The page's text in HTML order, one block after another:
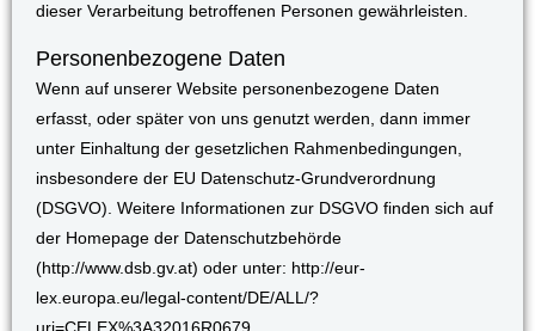
dieser Verarbeitung betroffenen Personen gewährleisten.
Personenbezogene Daten
Wenn auf unserer Website personenbezogene Daten
erfasst, oder später von uns genutzt werden, dann immer
unter Einhaltung der gesetzlichen Rahmenbedingungen,
insbesondere der EU Datenschutz-Grundverordnung
(DSGVO). Weitere Informationen zur DSGVO finden sich auf
der Homepage der Datenschutzbehörde
(http://www.dsb.gv.at) oder unter: http://eur-
lex.europa.eu/legal-content/DE/ALL/?